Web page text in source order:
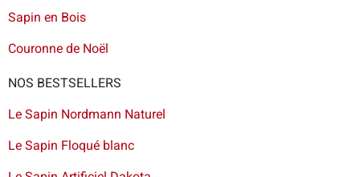
Sapin en Bois
Couronne de Noël
NOS BESTSELLERS
Le Sapin Nordmann Naturel
Le Sapin Floqué blanc